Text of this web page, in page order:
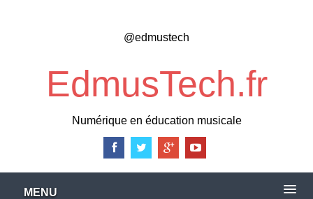
@edmustech
EdmusTech.fr
Numérique en éducation musicale
MENU